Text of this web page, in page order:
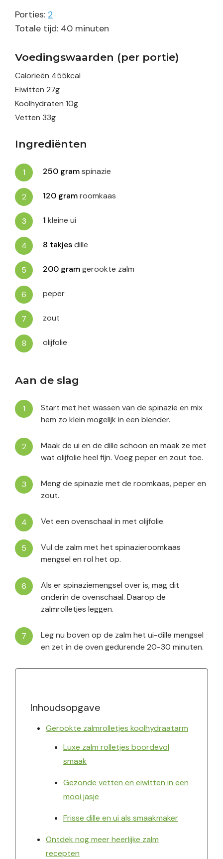
Porties: 2
Totale tijd: 40minuten
minuten
Voedingswaarden (per portie)
Calorieën 455kcal
Eiwitten 27g
Koolhydraten 10g
Vetten 33g
Ingrediënten
250 gramspinazie
120 gramroomkaas
1 kleine ui
8 takjesdille
200 gramgerookte zalm
peper
zout
olijfolie
Aan de slag
Start met het wassen van de spinazie en mix
hem zo klein mogelijk in een blender.
Maak de ui en de dille schoon en maak ze met
wat olijfolie heel fijn. Voeg peper en zout toe.
Meng de spinazie met de roomkaas, peper en
zout.
Vet een ovenschaal in met olijfolie.
Vul de zalm met het spinazieroomkaas
mengsel en rol het op.
Als er spinaziemengsel over is, mag dit
onderin de ovenschaal. Daarop de
zalmrolletjes leggen.
Leg nu boven op de zalm het ui-dille mengsel
en zet in de oven gedurende 20-30 minuten.
Inhoudsopgave
Gerookte zalmrolletjes koolhydraatarm
Luxe zalm rolletjes boordevol
smaak
Gezonde vetten en eiwitten in een
mooi jasje
Frisse dille en ui als smaakmaker
Ontdek nog meer heerlijke zalm
recepten